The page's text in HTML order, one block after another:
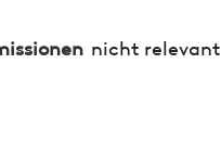
nicht relevant